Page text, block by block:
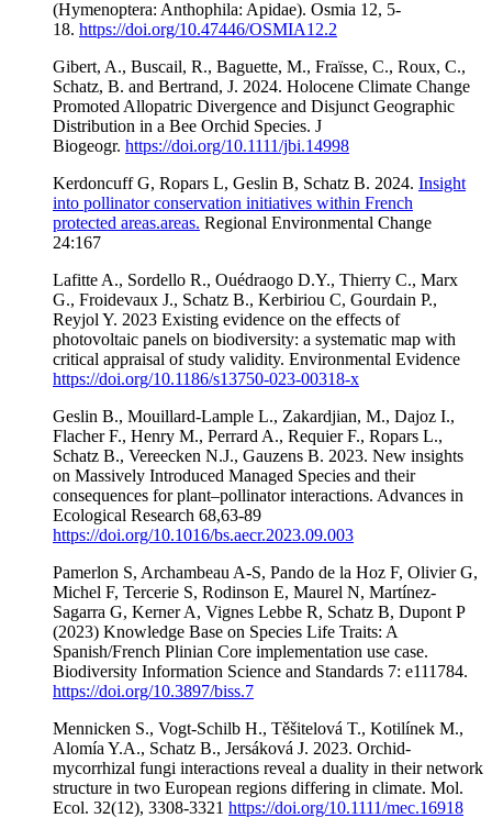
(Hymenoptera: Anthophila: Apidae). Osmia 12, 5-
18. https://doi.org/10.47446/OSMIA12.2
Gibert, A., Buscail, R., Baguette, M., Fraïsse, C., Roux, C.,
Schatz, B. and Bertrand, J. 2024. Holocene Climate Change
Promoted Allopatric Divergence and Disjunct Geographic
Distribution in a Bee Orchid Species. J
Biogeogr. https://doi.org/10.1111/jbi.14998
Kerdoncuff G, Ropars L, Geslin B, Schatz B. 2024. Insight
into pollinator conservation initiatives within French
protected areas.areas. Regional Environmental Change
24:167
Lafitte A., Sordello R., Ouédraogo D.Y., Thierry C., Marx
G., Froidevaux J., Schatz B., Kerbiriou C, Gourdain P.,
Reyjol Y. 2023 Existing evidence on the effects of
photovoltaic panels on biodiversity: a systematic map with
critical appraisal of study validity. Environmental Evidence
https://doi.org/10.1186/s13750-023-00318-x
Geslin B., Mouillard-Lample L., Zakardjian, M., Dajoz I.,
Flacher F., Henry M., Perrard A., Requier F., Ropars L.,
Schatz B., Vereecken N.J., Gauzens B. 2023. New insights
on Massively Introduced Managed Species and their
consequences for plant–pollinator interactions. Advances in
Ecological Research 68,63-89
https://doi.org/10.1016/bs.aecr.2023.09.003
Pamerlon S, Archambeau A-S, Pando de la Hoz F, Olivier G,
Michel F, Tercerie S, Rodinson E, Maurel N, Martínez-
Sagarra G, Kerner A, Vignes Lebbe R, Schatz B, Dupont P
(2023) Knowledge Base on Species Life Traits: A
Spanish/French Plinian Core implementation use case.
Biodiversity Information Science and Standards 7: e111784.
https://doi.org/10.3897/biss.7
Mennicken S., Vogt-Schilb H., Těšitelová T., Kotilínek M.,
Alomía Y.A., Schatz B., Jersáková J. 2023. Orchid-
mycorrhizal fungi interactions reveal a duality in their network
structure in two European regions differing in climate. Mol.
Ecol. 32(12), 3308-3321 https://doi.org/10.1111/mec.16918